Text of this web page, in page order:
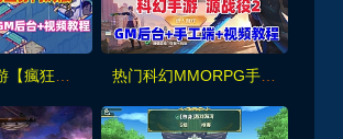
热门科幻MMORPG手游【源战役2】最新一键端+GM后台+Linux手工端+视频教程